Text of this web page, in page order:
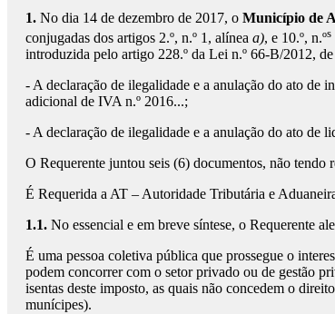
1. No dia 14 de dezembro de 2017, o Município de
conjugadas dos artigos 2.º, n.º 1, alínea a), e 10.º, n.ºs
introduzida pelo artigo 228.º da Lei n.º 66-B/2012,
- A declaração de ilegalidade e a anulação do ato de
adicional de IVA n.º 2016...;
- A declaração de ilegalidade e a anulação do ato de
O Requerente juntou seis (6) documentos, não tendo
É Requerida a AT – Autoridade Tributária e
1.1. No essencial e em breve síntese, o Requerente
É uma pessoa coletiva pública que prossegue o
podem concorrer com o setor privado ou de gestão
isentas deste imposto, as quais não concedem o
munícipes).